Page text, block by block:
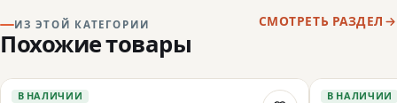
ИЗ ЭТОЙ КАТЕГОРИИ
Похожие товары
СМОТРЕТЬ РАЗДЕЛ
В НАЛИЧИИ В НАЛИЧИИ